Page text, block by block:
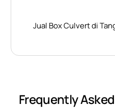
Jual Box Culvert di
Frequently